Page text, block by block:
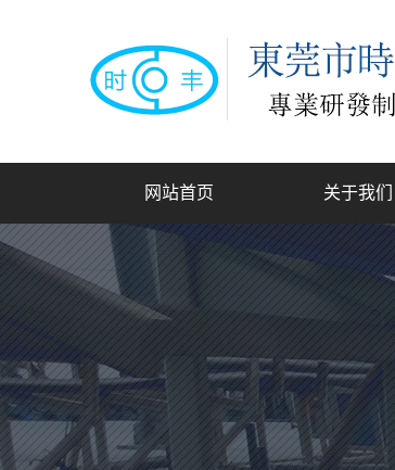
网站首页 关于我们
公司简介
联系我们